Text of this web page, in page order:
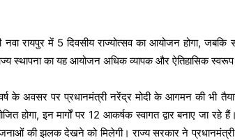
नवा रायपुर में 5 दिवसीय राज्योत्सव का आयोजन होगा, जबकि
स्थापना का यह आयोजन अधिक व्यापक और ऐतिहासिक स्वरूप
के अवसर पर प्रधानमंत्री नरेंद्र मोदी के आगमन की भी
होगा, इन मार्गों पर 12 आकर्षक स्वागत द्वार बनाए जा रहे
की झलक देखने को मिलेगी। राज्य सरकार ने